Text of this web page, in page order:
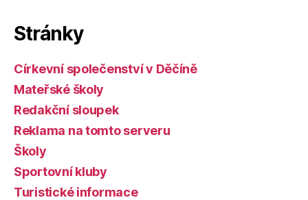
Stránky
Církevní společenství v Děčíně
Mateřské školy
Redakční sloupek
Reklama na tomto serveru
Školy
Sportovní kluby
Turistické informace